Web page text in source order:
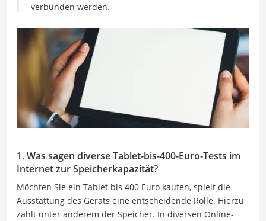
verbunden werden.
1. Was sagen diverse Tablet-bis-400-Euro-Tests im
Internet zur Speicherkapazität?
Möchten Sie ein Tablet bis 400 Euro kaufen, spielt die
Ausstattung des Geräts eine entscheidende Rolle. Hierzu
zählt unter anderem der Speicher. In diversen Online-